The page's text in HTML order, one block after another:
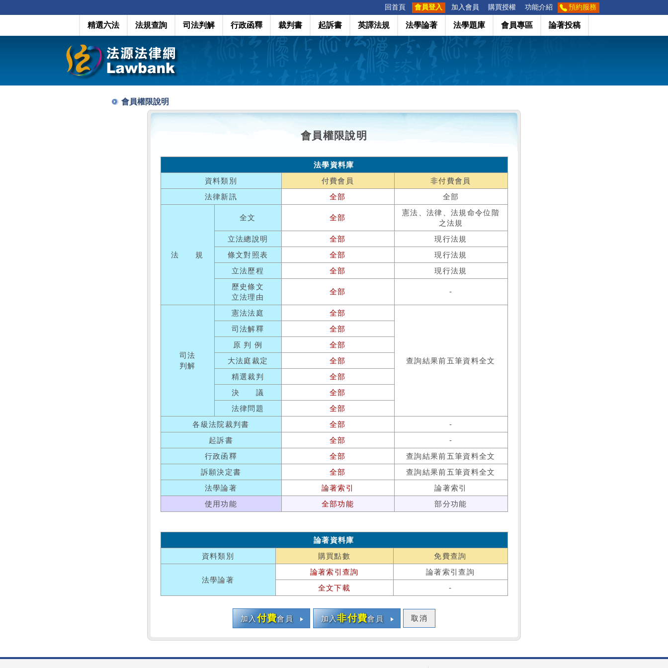
回首頁 會員登入 加入會員 購買授權 功能介紹 預約服務
精選六法 法規查詢 司法判解 行政函釋 裁判書 起訴書 英譯法規 法學論著 法學題庫 會員專區 論著投稿
會員權限說明
會員權限說明
法學資料庫
資料類別
付費會員
非付費會員
法律新訊
全部 全部
法 規
全文 全部
憲法、法律、法規命令位階
之法規
立法總說明
全部
現行法規
條文對照表
全部
現行法規
立法歷程
全部
現行法規
歷史條文
立法理由
全部 -
司法
判解
憲法法庭 全部
查詢結果前五筆資料全文
司法解釋
全部
原 判 例
全部
大法庭裁定
全部
精選裁判
全部
決 議
全部
法律問題
全部
各級法院裁判書
全部
-
起訴書
全部
-
行政函釋
全部
查詢結果前五筆資料全文
訴願決定書
全部
查詢結果前五筆資料全文
法學論著
論著索引
論著索引
使用功能
全部功能 部分功能
論著資料庫
資料類別
購買點數 免費查詢
法學論著
論著索引查詢
論著索引查詢
全文下載
-
加入付費會員 加入非付費會員 取消